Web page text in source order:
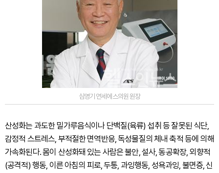
심영기 연세에스의원 원장
산성화는 과도한 밀가루음식이나 단백질(육류) 섭취 등 잘못된 식단,
감정적 스트레스, 부적절한 면역반응, 독성물질의 체내 축적 등에 의해
가속화된다. 몸이 산성화돼 있는 사람은 불안, 설사, 동공확장, 외향적
(공격적) 행동, 이른 아침의 피로, 두통, 과잉행동, 성욕과잉, 불면증, 신